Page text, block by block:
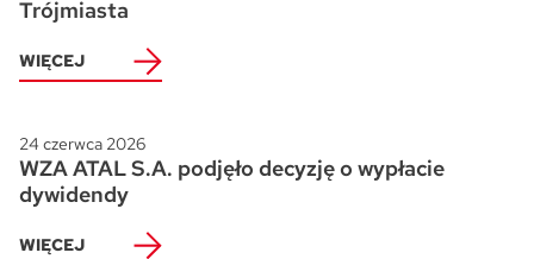
Trójmiasta
WIĘCEJ
24 czerwca 2026
WZA ATAL S.A. podjęło decyzję o wypłacie
dywidendy
WIĘCEJ